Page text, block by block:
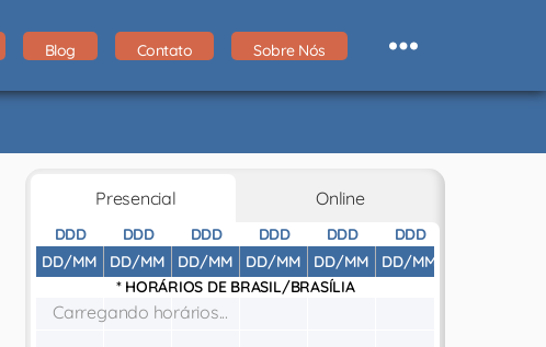
Blog Contato Sobre Nós
Presencial Online
DDD
DD/MM
DDD
DD/MM
DDD
DD/MM
DDD
DD/MM
DDD
DD/MM
DDD
DD/MM
* HORÁRIOS DE BRASIL/BRASÍLIA
Carregando horários...